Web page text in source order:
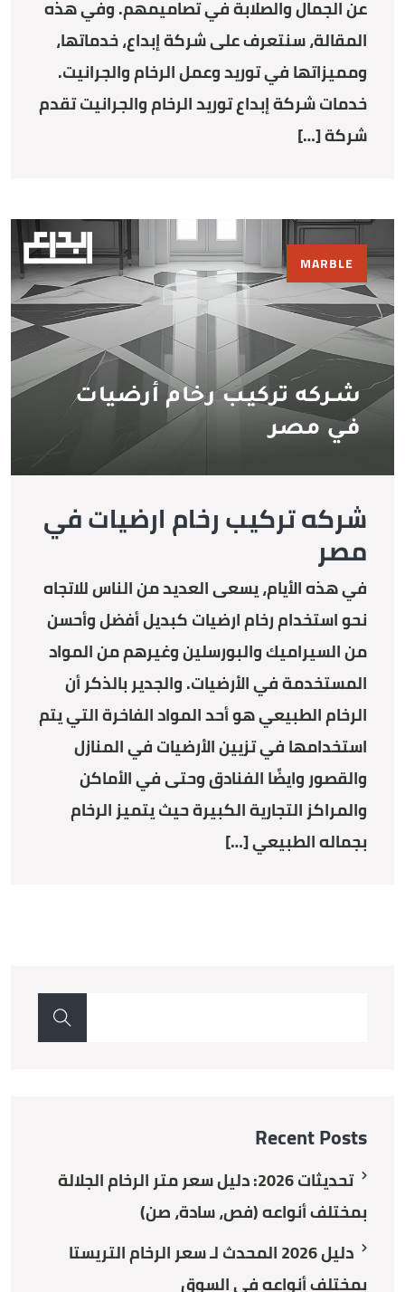
عن الجمال والصلابة في تصاميمهم. وفي هذه
المقالة، سنتعرف على شركة إبداع، خدماتها،
ومميزاتها في توريد وعمل الرخام والجرانيت.
خدمات شركة إبداع توريد الرخام والجرانيت تقدم
شركة […]
MARBLE
شركه تركيب رخام ارضيات في
مصر
في هذه الأيام، يسعى العديد من الناس للاتجاه
نحو استخدام رخام ارضيات كبديل أفضل وأحسن
من السيراميك والبورسلين وغيرهم من المواد
المستخدمة في الأرضيات. والجدير بالذكر أن
الرخام الطبيعي هو أحد المواد الفاخرة التي يتم
استخدامها في تزيين الأرضيات في المنازل
والقصور وايضًا الفنادق وحتى في الأماكن
والمراكز التجارية الكبيرة حيث يتميز الرخام
بجماله الطبيعي […]
Recent Posts
تحديثات 2026: دليل سعر متر الرخام الجلالة
بمختلف أنواعه (فص، سادة، صن)
دليل 2026 المحدث لـ سعر الرخام التريستا
بمختلف أنواعه في السوق